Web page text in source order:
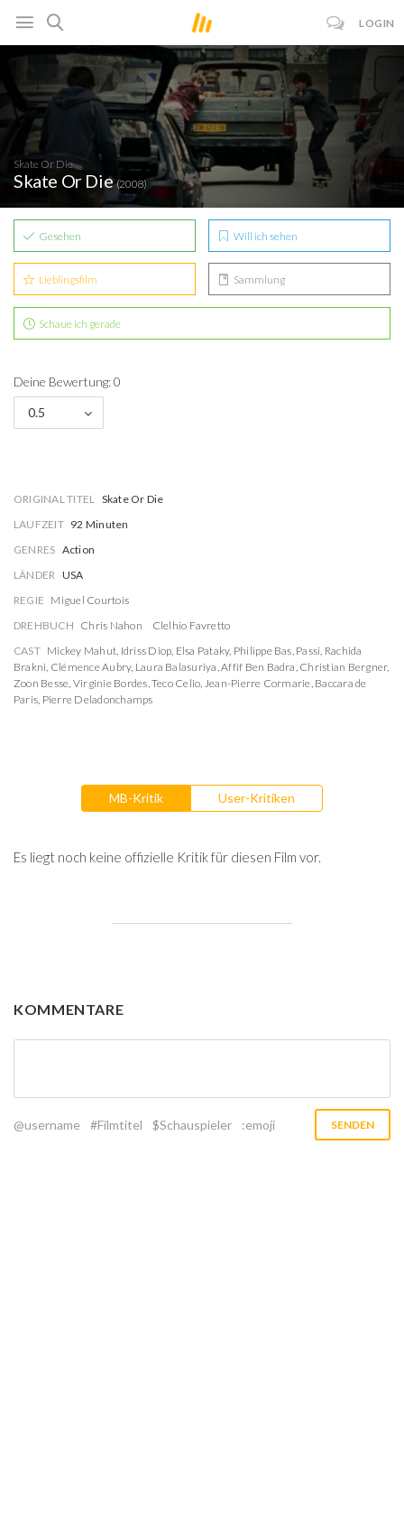
LOGIN
Skate Or Die
Skate Or Die(2008)
Gesehen Will ich sehen
Lieblingsfilm Sammlung
Schaue ich gerade
Deine Bewertung: 0
0.5
ORIGINAL TITEL Skate Or Die
LAUFZEIT 92 Minuten
GENRES Action
LÄNDER USA
REGIE Miguel Courtois
DREHBUCH Chris Nahon
Clelhio Favretto
CAST Mickey Mahut, Idriss Diop, Elsa Pataky, Philippe Bas, Passi, Rachida
Brakni, Clémence Aubry, Laura Balasuriya,Affif Ben Badra, Christian Bergner,
Zoon Besse, Virginie Bordes,Teco Celio, Jean-Pierre Cormarie, Baccara de
Paris, Pierre Deladonchamps
MB-Kritik User-Kritiken
Es liegt noch keine offizielle Kritik für diesen Film vor.
KOMMENTARE
@username #Filmtitel $Schauspieler :emoji